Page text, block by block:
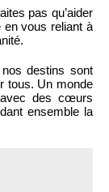
pas qu’aider
en vous reliant à
nos destins sont
tous. Un monde
des cœurs
ensemble la